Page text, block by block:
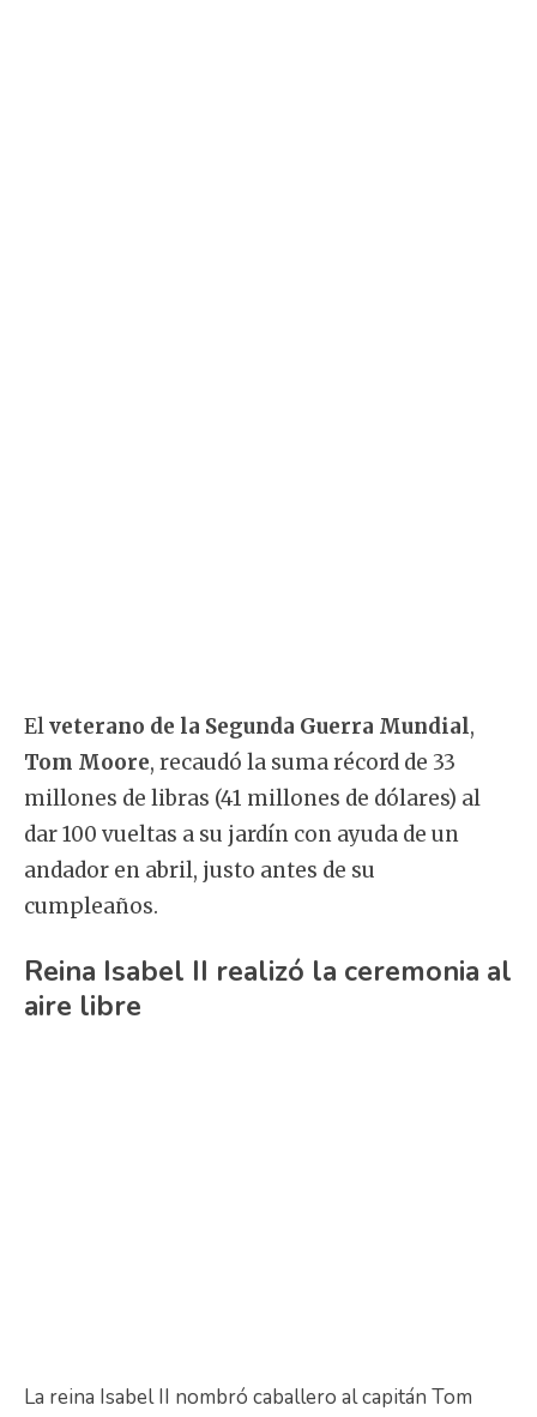
Elveterano de la Segunda Guerra Mundial,
Tom Moore, recaudó la suma récord de 33
millones de libras (41 millones de dólares) al
dar 100 vueltas a su jardín con ayuda de un
andador en abril, justo antes de su
cumpleaños.
Reina Isabel II realizó la ceremonia al
aire libre
La reina Isabel II nombró caballero al capitán Tom